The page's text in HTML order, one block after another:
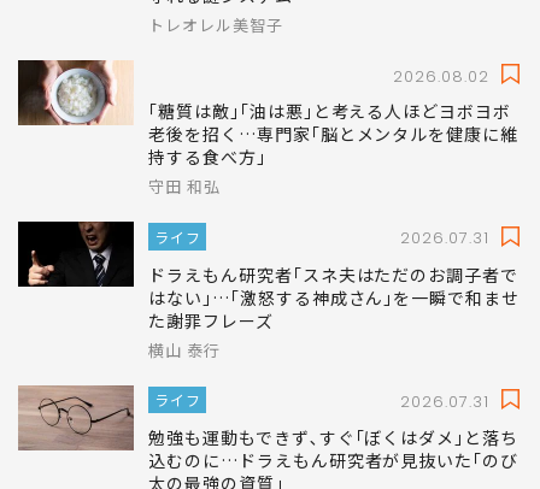
トレオレル美智子
2026.08.02
｢糖質は敵｣｢油は悪｣と考える人ほどヨボヨボ
老後を招く…専門家｢脳とメンタルを健康に維
持する食べ方｣
守田 和弘
ライフ 2026.07.31
ドラえもん研究者｢スネ夫はただのお調子者で
はない｣…｢激怒する神成さん｣を一瞬で和ませ
た謝罪フレーズ
横山 泰行
ライフ 2026.07.31
勉強も運動もできず､すぐ｢ぼくはダメ｣と落ち
込むのに…ドラえもん研究者が見抜いた｢のび
太の最強の資質｣